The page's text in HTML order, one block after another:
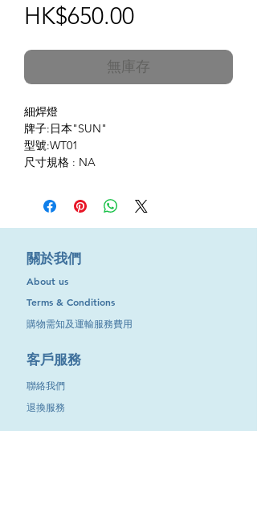
HK$650.00價
格
無庫存
細焊燈
牌子:日本"SUN"
型號:WT01
尺寸規格 : NA
​關於我們
About us
Terms & Conditions
購物需知及運輸服務費用
​客戶服務
聯絡我們
退換服務